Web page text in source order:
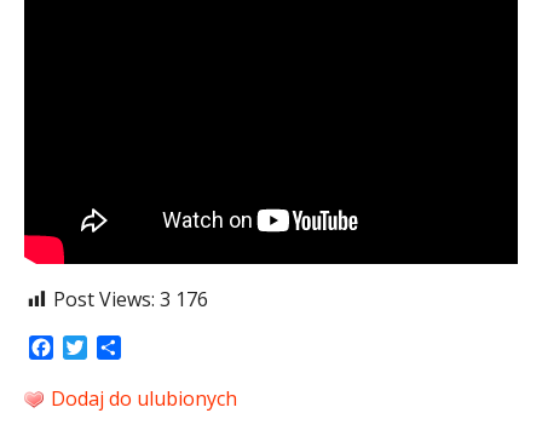
Post Views: 3 176
Facebook
Twitter
Dodaj do ulubionych